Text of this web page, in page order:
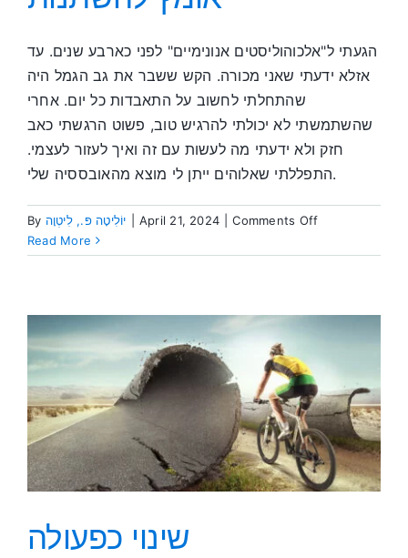
הגעתי ל"אלכוהוליסטים אנונימיים" לפני כארבע שנים. עד
אזלא ידעתי שאני מכורה. הקש ששבר את גב הגמל היה
שהתחלתי לחשוב על התאבדות כל יום. אחרי
שהשתמשתי לא יכולתי להרגיש טוב, פשוט הרגשתי כאב
חזק ולא ידעתי מה לעשות עם זה ואיך לעזור לעצמי.
התפללתי שאלוהים ייתן לי מוצא מהאובססיה שלי.
By יוֹלִיטָה פּ., לִיטְוָה April 21, 2024 Comments Offon
להשתנות
Read More
שינוי כפעולה